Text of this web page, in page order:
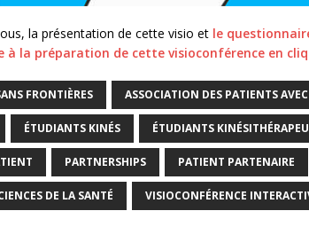
la présentation de cette visio et le
la préparation de cette visioconférence en
FRONTIÈRES ASSOCIATION DES PATIENTS
ÉTUDIANTS KINÉS ÉTUDIANTS
PARTNERSHIPS PATIENT PARTENAIRE
DE LA SANTÉ VISIOCONFÉRENCE